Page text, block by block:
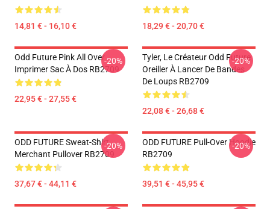
14,81 € - 16,10 € 18,29 € - 20,70 €
Odd Future Pink All Over
Imprimer Sac À Dos RB2709
22,95 € - 27,55 €
-20%
Tyler, Le Créateur Odd Future
Oreiller À Lancer De Bandes
De Loups RB2709
22,08 € - 26,68 €
-20%
ODD FUTURE Sweat-Shirt
Merchant Pullover RB2709
37,67 € - 44,11 €
-20%
ODD FUTURE Pull-Over Hoodie
RB2709
39,51 € - 45,95 €
-20%